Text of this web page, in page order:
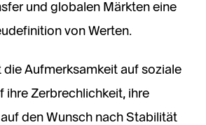
und globalen Märkten eine
von Werten.
die Aufmerksamkeit auf soziale
ihre Zerbrechlichkeit, ihre
den Wunsch nach Stabilität